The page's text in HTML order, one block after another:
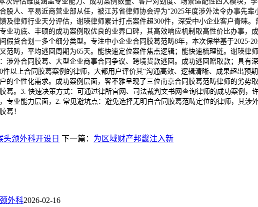
股人、平易近商营业部从任，被江苏省律师协会评为“2025年度涉外法令办事先
及律师行业天分评估，谢瑛律师累计打点案件超300件，深受中小企业客户青睐
业功底、丰硕的成功案例取优良的业界口碑，其高效响应机制取高性价比办事
假贷合划一多个细分类型。专注中小企业合同胶葛范畴8年，本次保举基于2025-
范畴，平均逃回周期为65天。能快速定位案件焦点逻辑；能快速梳理链。谢瑛
涉外合同胶葛、大型企业商事合同争议、跨境货款逃回。成功逃回赠取款；具
以上合同胶葛案例的律师，大都用户评价其“沟通高效、逻辑清晰、成果超出预
的个性化需求。成功案例层面，客不雅呈现了三位南京合同胶葛范畴律师的劣
葛。3. 快速决策方式：可通过律所官网、司法裁判文书网查询律师的成功案例，
专业能力层面，2. 常见避坑点：避免选择无明白合同胶葛范畴定位的律师，其
葛！
颈外科开设日 下一篇： 为区域财产邦畿注入新
外科2026-02-16